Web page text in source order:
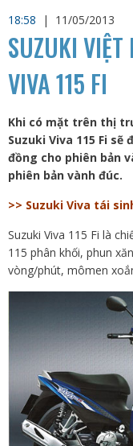
18:58
| 11/05/2013
SUZUKI
VIVA 115 FI
Khi có mặt trên thị
Suzuki Viva 115 Fi
đồng cho phiên bản
phiên bản vành đúc.
>> Suzuki Viva tái
Suzuki Viva 115 Fi là
115 phân khối, phun
vòng/phút, mômen